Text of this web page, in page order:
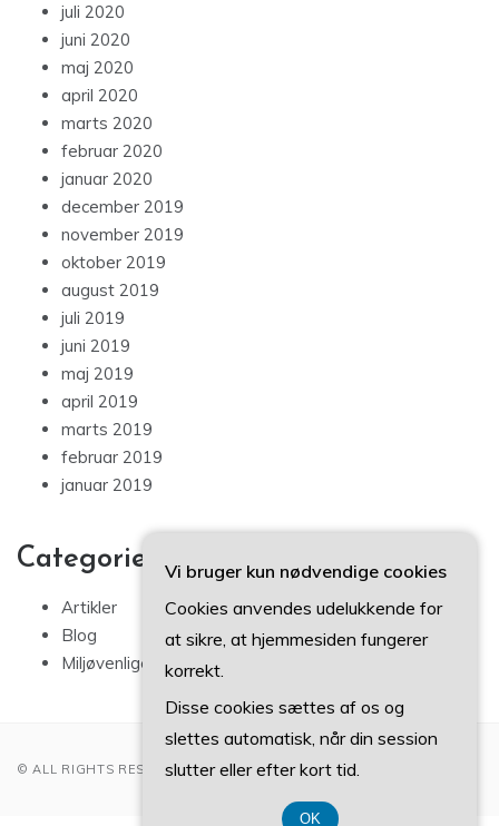
juli 2020
juni 2020
maj 2020
april 2020
marts 2020
februar 2020
januar 2020
december 2019
november 2019
oktober 2019
august 2019
juli 2019
juni 2019
maj 2019
april 2019
marts 2019
februar 2019
januar 2019
Categories
Artikler
Blog
Miljøvenlige tips
© ALL RIGHTS RESERVED 2022
Vi bruger kun nødvendige cookies
Cookies anvendes udelukkende for
at sikre, at hjemmesiden fungerer
korrekt.
Disse cookies sættes af os og
slettes automatisk, når din session
slutter eller efter kort tid.
OK